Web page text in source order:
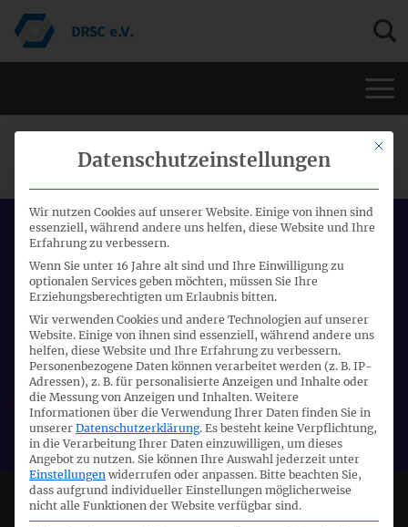
EFRAG BOARD-SITZUNG
Datum:
18.10.2018 - 18.10.2018
Start:
09:00 Uhr
Ort:
Brüssel
Veranstalter:
EFRAG
Deutsches Rechnungslegungs Standards Committee e.V.
Mit
Datenschutzeinstellungen
Wir nutzen Cookies auf unserer Website. Einige von ihnen sind
essenziell, während andere uns helfen, diese Website und Ihre
Erfahrung zu verbessern.
Wenn Sie unter 16 Jahre alt sind und Ihre Einwilligung zu
optionalen Services geben möchten, müssen Sie Ihre
Erziehungsberechtigten um Erlaubnis bitten.
Wir verwenden Cookies und andere Technologien auf unserer
Website. Einige von ihnen sind essenziell, während andere uns
helfen, diese Website und Ihre Erfahrung zu verbessern.
Personenbezogene Daten können verarbeitet werden (z. B. IP-
Adressen), z. B. für personalisierte Anzeigen und Inhalte oder
die Messung von Anzeigen und Inhalten. Weitere
Informationen über die Verwendung Ihrer Daten finden Sie in
unserer Datenschutzerklärung. Es besteht keine Verpflichtung,
in die Verarbeitung Ihrer Daten einzuwilligen, um dieses
Angebot zu nutzen. Sie können Ihre Auswahl jederzeit unter
Einstellungen widerrufen oder anpassen. Bitte beachten Sie,
dass aufgrund individueller Einstellungen möglicherweise
nicht alle Funktionen der Website verfügbar sind.